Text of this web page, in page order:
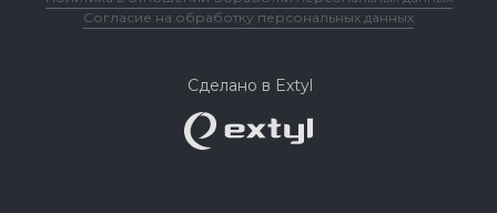
Согласие на обработку персональных данных
Сделано в Extyl